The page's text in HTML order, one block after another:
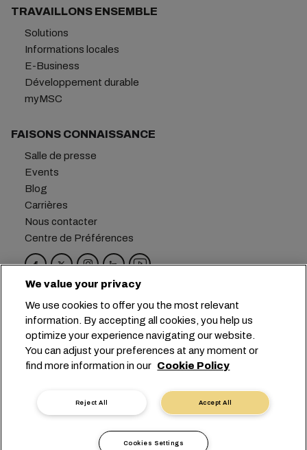
TRAVAILLONS ENSEMBLE
Solutions
Informations locales
E-Business
Développement durable
myMSC
FAISONS CONNAISSANCE
Salle de presse
Events
Blog
Carrières
Nous contacter
Centre de Préférences
Siège social : +41 227038888
info@msc.com
Chemin Rieu 12, 1208 Geneva
Switzerland
Paramètres des cookies
Confidentialité des données
Conditions d’utilisation
Conditions générales du transporteur
Engagements de l’UE
Code de Conduite
Certifications
Speak-Up Line
We value your privacy
We use cookies to offer you the most relevant
information. By accepting all cookies, you help us
optimize your experience navigating our website.
You can adjust your preferences at any moment or
find more information in our Cookie Policy
Accept All
Reject All
Cookies Settings